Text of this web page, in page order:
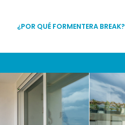
¿POR QUÉ FORMENTERA BREAK?